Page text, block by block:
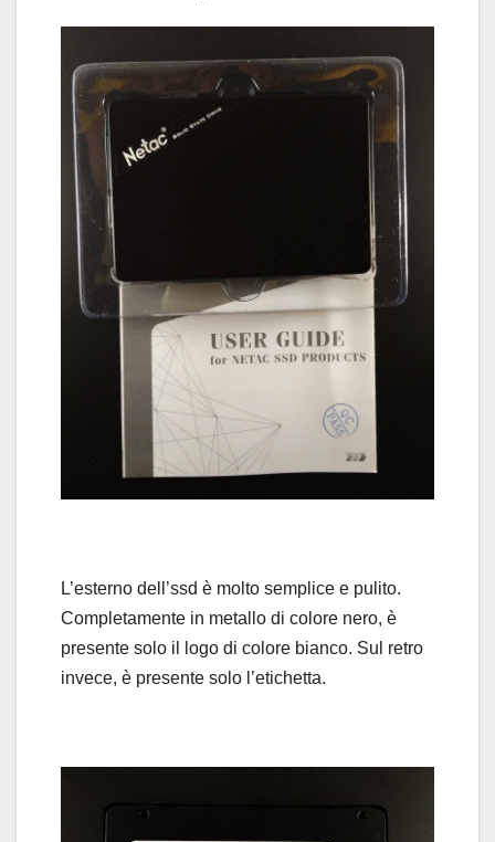
L’esterno dell’ssd è molto semplice e pulito.
Completamente in metallo di colore nero, è
presente solo il logo di colore bianco. Sul retro
invece, è presente solo l’etichetta.